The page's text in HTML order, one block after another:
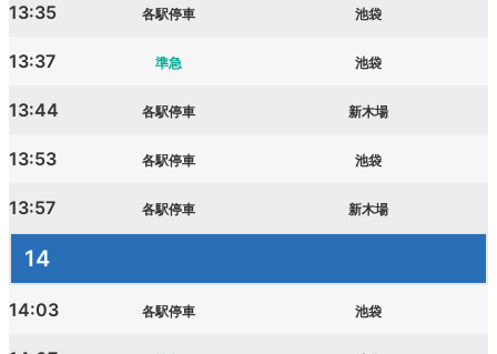
13:35 各駅停車 池袋
13:37 準急 池袋
13:44 各駅停車 新木場
13:53 各駅停車 池袋
13:57 各駅停車 新木場
14
14:03 各駅停車 池袋